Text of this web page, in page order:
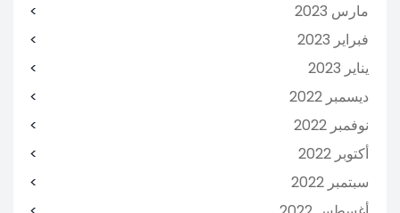
مارس 2023
فبراير 2023
يناير 2023
ديسمبر 2022
نوفمبر 2022
أكتوبر 2022
سبتمبر 2022